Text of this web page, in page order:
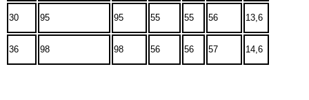
30 95 95 55 55 56 13,6
36 98 98 56 56 57 14,6